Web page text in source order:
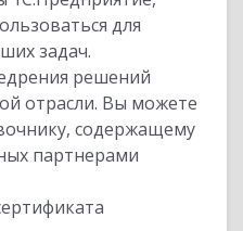
для
задач.
решений
отрасли. Вы можете
содержащему
партнерами